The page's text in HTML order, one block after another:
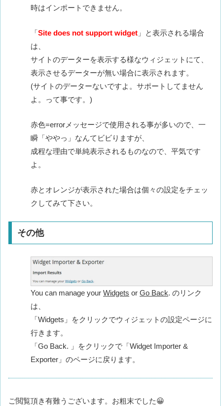
時はインポートできません。
「Site does not support widget 」と表示される場合
は、
サイトのデーターを表示する様なウィジェットにて、
表示させるデーターが無い場合に表示されます。
(サイトのデーターないですよ。サポートしてません
よ。って事です。)
赤色=errorメッセージで使用される事が多いので、一
瞬「ややっ」なんてビビりますが、
成程な理由で単純表示されるものなので、平気です
よ。
赤とオレンジが表示された場合は個々の設定をチェッ
クしてみて下さい。
その他
You can manage your Widgets or Go Back. のリンク
は、
「Widgets」をクリックでウィジェットの設定ページに
行きます。
「Go Back. 」をクリックで「Widget Importer &
Exporter」のページに戻ります。
ご閲覧頂き有難うございます。お粗末でした😀